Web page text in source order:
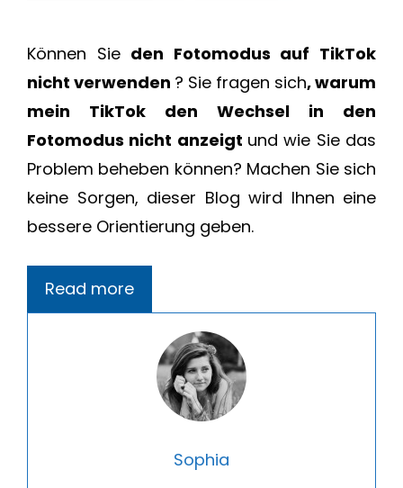
Können Sie den Fotomodus auf TikTok
nicht verwenden ? Sie fragen sich, warum
mein TikTok den Wechsel in den
Fotomodus nicht anzeigt und wie Sie das
Problem beheben können? Machen Sie sich
keine Sorgen, dieser Blog wird Ihnen eine
bessere Orientierung geben.
Read more
Sophia